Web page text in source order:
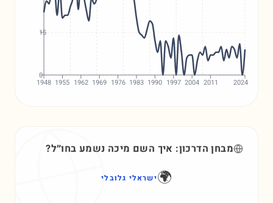
1948 1955 1962 1969 1976 1983 1990 1997 2004 2011 2024
0
15
מבחן הדרכון: איך השם מיכה נשמע בחו״ל?
🌍ישראלי גלובלי